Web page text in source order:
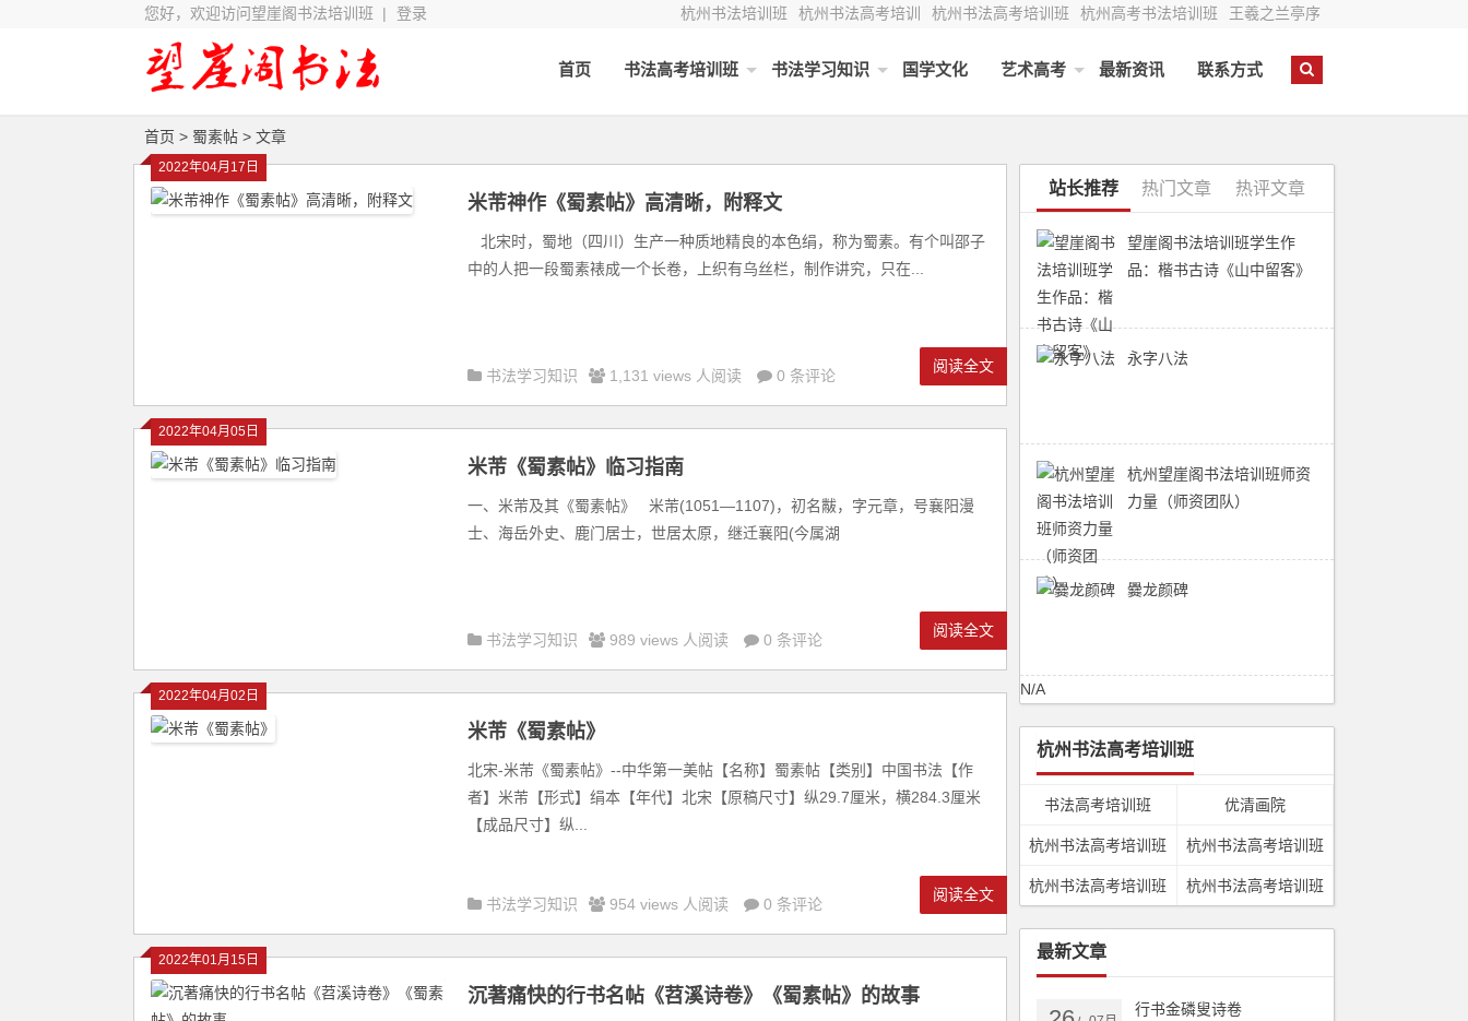
您好，欢迎访问望崖阁书法培训班 | 登录 杭州书法培训班 杭州书法高考培训 杭州书法高考培训班 杭州高考书法培训班 王羲之兰亭序
首页 书法高考培训班 书法学习知识 国学文化 艺术高考 最新资讯 联系方式
首页 > 蜀素帖 > 文章
2022年04月17日
米芾神作《蜀素帖》高清晰，附释文
北宋时，蜀地（四川）生产一种质地精良的本色绢，称为蜀素。有个叫邵子
中的人把一段蜀素裱成一个长卷，上织有乌丝栏，制作讲究，只在...
书法学习知识 1,131 views 人阅读 0 条评论
阅读全文
2022年04月05日
米芾《蜀素帖》临习指南
一、米芾及其《蜀素帖》 米芾(1051—1107)，初名黻，字元章，号襄阳漫
士、海岳外史、鹿门居士，世居太原，继迁襄阳(今属湖
书法学习知识 989 views 人阅读 0 条评论
阅读全文
2022年04月02日
米芾《蜀素帖》
北宋-米芾《蜀素帖》--中华第一美帖【名称】蜀素帖【类别】中国书法【作
者】米芾【形式】绢本【年代】北宋【原稿尺寸】纵29.7厘米，横284.3厘米
【成品尺寸】纵...
书法学习知识 954 views 人阅读 0 条评论
阅读全文
2022年01月15日
沉著痛快的行书名帖《苕溪诗卷》《蜀素帖》的故事
站长推荐 热门文章 热评文章
望崖阁书法培训班学生作
品：楷书古诗《山中留客》
永字八法
杭州望崖阁书法培训班师资
力量（师资团队）
爨龙颜碑
N/A
杭州书法高考培训班
书法高考培训班 优清画院
杭州书法高考培训班 杭州书法高考培训班
杭州书法高考培训班 杭州书法高考培训班
最新文章
行书金磷叟诗卷